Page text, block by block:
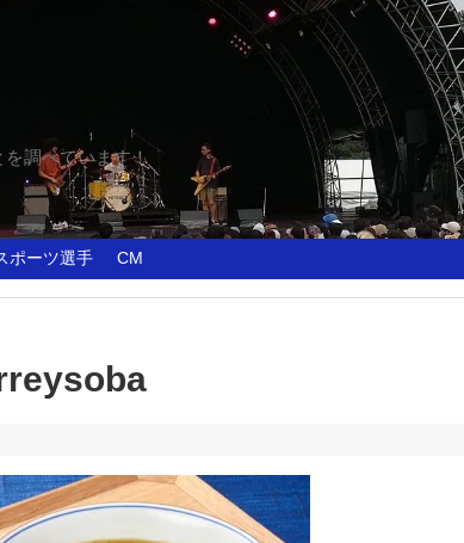
調べています！
ポーツ選手 CM